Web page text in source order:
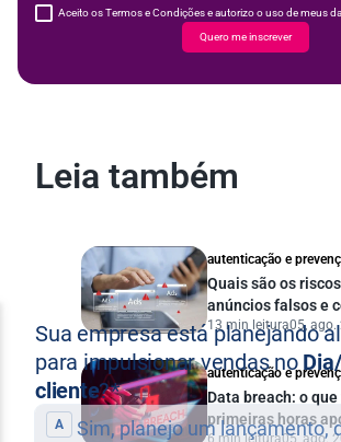
Aceito os Termos e Condições e autorizo o uso de meus
Quero me inscrever
Leia também
autenticação e
Quais são os
anúncios falsos e
proteger seu
13 min leitura05, ago.
autenticação e
Data breach: o
primeiras horas
6 min leitura05, ago.